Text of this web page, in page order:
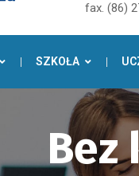
fax. (86)
SZKOŁA
Bez